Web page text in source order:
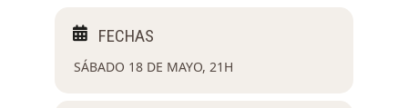
SÁBADO 18 DE MAYO, 21H